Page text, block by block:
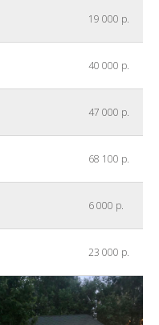
19 000 р.
40 000 р.
47 000 р.
68 100 р.
6 000 р.
23 000 р.
цветовую